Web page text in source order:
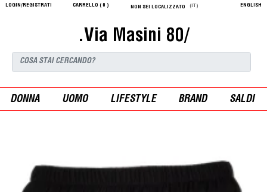
LOGIN/REGISTRATI CARRELLO ( 0 ) NON SEI LOCALIZZATO (IT) ENGLISH
.Via Masini 80/
DONNA UOMO LIFESTYLE BRAND SALDI